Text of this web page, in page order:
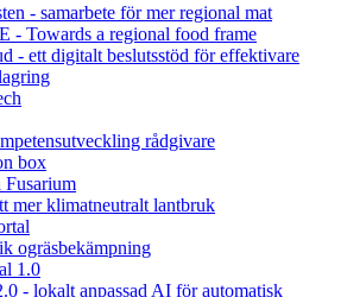
- samarbete för mer regional mat
- Towards a regional food frame
- ett digitalt beslutsstöd för effektivare
rådgivare
box
mer klimatneutralt lantbruk
ogräsbekämpning
1.0
- lokalt anpassad AI för automatisk